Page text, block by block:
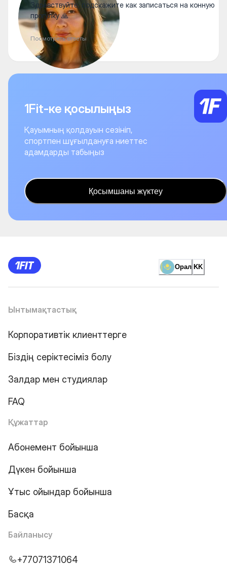
Здравствуйте, подскажите как записаться на конную
прогулку 🙏
Посмотреть ответы
1Fit-ке қосылыңыз
Қауымның қолдауын сезініп,
спортпен шұғылдануға ниеттес
адамдарды табыңыз
Қосымшаны жүктеу
Орал KK
Ынтымақтастық
Корпоративтік клиенттерге
Біздің серіктесіміз болу
Залдар мен студиялар
FAQ
Құжаттар
Абонемент бойынша
Дүкен бойынша
Ұтыс ойындар бойынша
Басқа
Байланысу
+77071371064